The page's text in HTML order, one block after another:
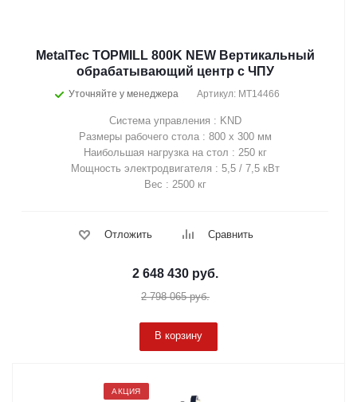
MetalTec TOPMILL 800K NEW Вертикальный
обрабатывающий центр с ЧПУ
Уточняйте у менеджера Артикул: MT14466
Система управления : KND
Размеры рабочего стола : 800 х 300 мм
Наибольшая нагрузка на стол : 250 кг
Мощность электродвигателя : 5,5 / 7,5 кВт
Вес : 2500 кг
Отложить Сравнить
2 648 430 руб.
2 798 065руб.
В корзину
АКЦИЯ